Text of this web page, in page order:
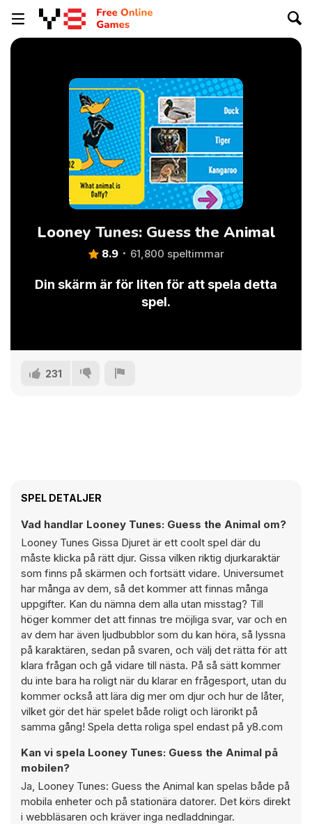
Looney Tunes: Guess the Animal
8.9 61,800 speltimmar
Din skärm är för liten för att spela detta
spel.
231
SPEL DETALJER
Vad handlar Looney Tunes: Guess the Animal om?
Looney Tunes Gissa Djuret är ett coolt spel där du
måste klicka på rätt djur. Gissa vilken riktig djurkaraktär
som finns på skärmen och fortsätt vidare. Universumet
har många av dem, så det kommer att finnas många
uppgifter. Kan du nämna dem alla utan misstag? Till
höger kommer det att finnas tre möjliga svar, var och en
av dem har även ljudbubblor som du kan höra, så lyssna
på karaktären, sedan på svaren, och välj det rätta för att
klara frågan och gå vidare till nästa. På så sätt kommer
du inte bara ha roligt när du klarar en frågesport, utan du
kommer också att lära dig mer om djur och hur de låter,
vilket gör det här spelet både roligt och lärorikt på
samma gång! Spela detta roliga spel endast på y8.com
Kan vi spela Looney Tunes: Guess the Animal på
mobilen?
Ja, Looney Tunes: Guess the Animal kan spelas både på
mobila enheter och på stationära datorer. Det körs direkt
i webbläsaren och kräver inga nedladdningar.